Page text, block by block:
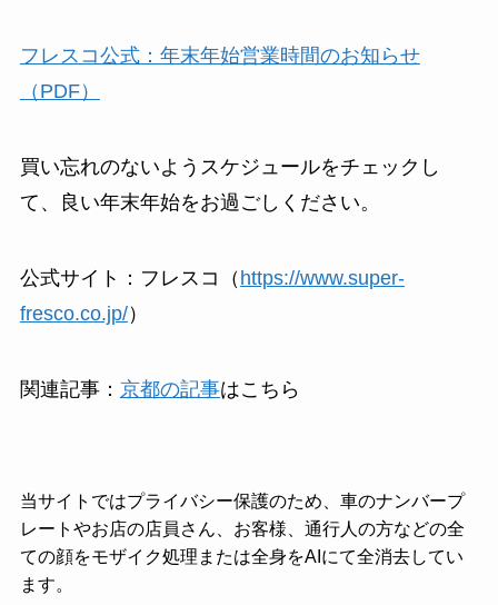
フレスコ公式：年末年始営業時間のお知らせ
（PDF）
買い忘れのないようスケジュールをチェックし
て、良い年末年始をお過ごしください。
公式サイト：フレスコ（ https://www.super-
fresco.co.jp/）
関連記事： 京都の記事はこちら
当サイトではプライバシー保護のため、車のナンバープ
レートやお店の店員さん、お客様、通行人の方などの全
ての顔をモザイク処理または全身をAIにて全消去してい
ます。